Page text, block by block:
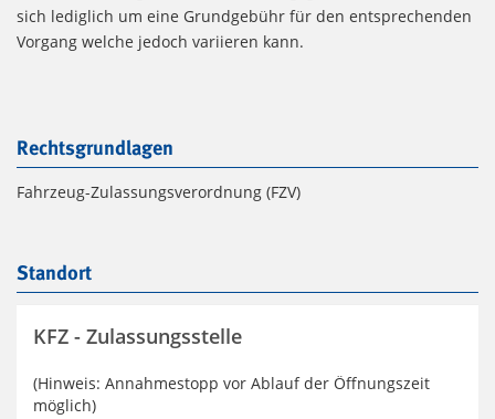
sich lediglich um eine Grundgebühr für den entsprechenden
Vorgang welche jedoch variieren kann.
Rechtsgrundlagen
Fahrzeug-Zulassungsverordnung (FZV)
Standort
KFZ - Zulassungsstelle
(Hinweis: Annahmestopp vor Ablauf der Öffnungszeit
möglich)